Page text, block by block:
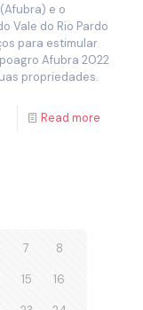
e o
Vale do Rio Pardo
para estimular
Afubra 2022
propriedades.
Read more
7 8
15 16